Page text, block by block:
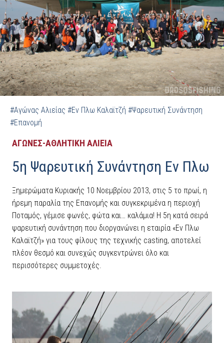
#Αγώνας Αλιείας #Εν Πλω Καλαϊτζή #Ψαρευτική Συνάντηση
#Επανομή
ΑΓΩΝΕΣ-ΑΘΛΗΤΙΚΗ ΑΛΙΕΙΑ
5η Ψαρευτική Συνάντηση Εν Πλω
Ξημερώματα Κυριακής 10 Νοεμβρίου 2013, στις 5 το πρωί, η
ήρεμη παραλία της Επανομής και συγκεκριμένα η περιοχή
Ποταμός, γέμισε φωνές, φώτα και… καλάμια! Η 5η κατά σειρά
ψαρευτική συνάντηση που διοργανώνει η εταιρία «Εν Πλω
Καλαϊτζή» για τους φίλους της τεχνικής casting, αποτελεί
πλέον θεσμό και συνεχώς συγκεντρώνει όλο και
περισσότερες συμμετοχές.